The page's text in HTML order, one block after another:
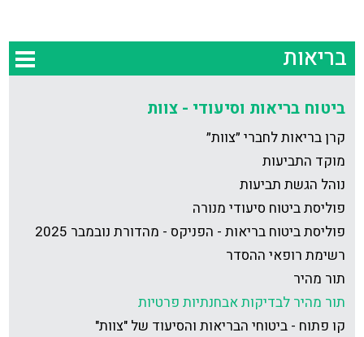
בריאות
ביטוח בריאות וסיעודי - צוות
קרן בריאות לחברי ״צוות״
מוקד התביעות
נוהל הגשת תביעות
פוליסת ביטוח סיעודי מנורה
פוליסת ביטוח בריאות - הפניקס - מהדורת נובמבר 2025
רשימת רופאי ההסדר
תור מהיר
תור מהיר לבדיקות אבחנתיות פרטיות
קו פתוח - ביטוחי הבריאות והסיעוד של "צוות"